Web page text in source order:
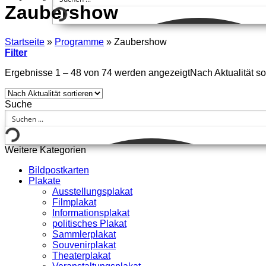
Zaubershow
Startseite » Programme » Zaubershow
Filter
Ergebnisse 1 – 48 von 74 werden angezeigtNach Aktualität
Suche
Weitere Kategorien
Bildpostkarten
Plakate
Ausstellungsplakat
Filmplakat
Informationsplakat
politisches Plakat
Sammlerplakat
Souvenirplakat
Theaterplakat